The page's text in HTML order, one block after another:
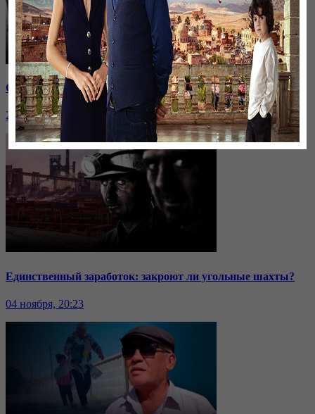
Саммит ОДКБ: под вопросом эффективность организации
24 ноября, 20:43
Единственный заработок: закроют ли угольные шахты?
04 ноября, 20:23